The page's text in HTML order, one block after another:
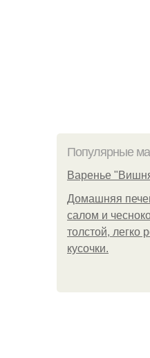
Популярные
Варенье
Домашняя
салом и
толстой, легко
кусочки.